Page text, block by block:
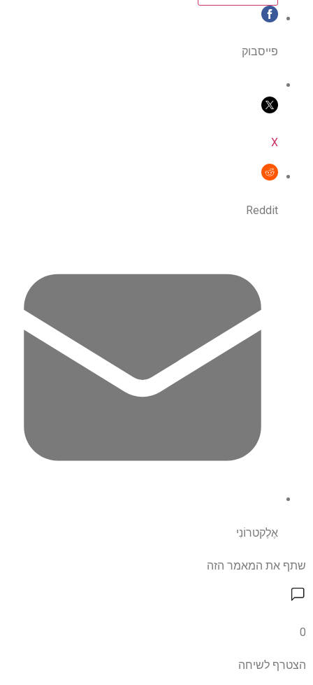
פייסבוק
X
Reddit
אֶלֶקטרוֹנִי
שתף את המאמר הזה
0
הצטרף לשיחה